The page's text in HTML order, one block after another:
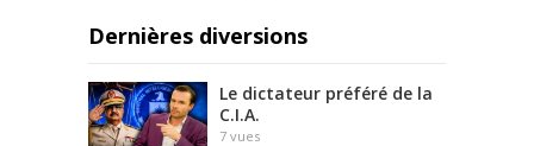
Dernières diversions
Le dictateur préféré de la
C.I.A.
7 vues